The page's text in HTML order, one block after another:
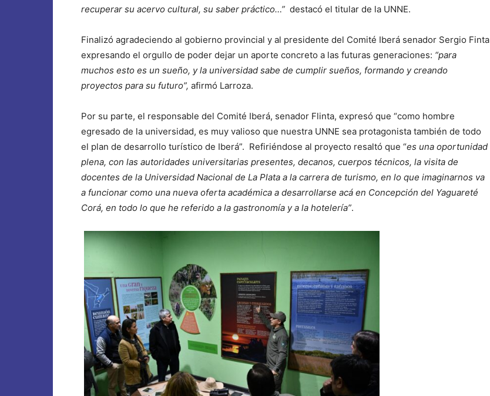
recuperar su acervo cultural, su saber práctico…” destacó el titular de la UNNE.
Finalizó agradeciendo al gobierno provincial y al presidente del Comité Iberá senador Sergio Finta
expresando el orgullo de poder dejar un aporte concreto a las futuras generaciones: “para
muchos esto es un sueño, y la universidad sabe de cumplir sueños, formando y creando
proyectos para su futuro”, afirmó Larroza.
Por su parte, el responsable del Comité Iberá, senador Flinta, expresó que “como hombre
egresado de la universidad, es muy valioso que nuestra UNNE sea protagonista también de todo
el plan de desarrollo turístico de Iberá”. Refiriéndose al proyecto resaltó que “es una oportunidad
plena, con las autoridades universitarias presentes, decanos, cuerpos técnicos, la visita de
docentes de la Universidad Nacional de La Plata a la carrera de turismo, en lo que imaginarnos va
a funcionar como una nueva oferta académica a desarrollarse acá en Concepción del Yaguareté
Corá, en todo lo que he referido a la gastronomía y a la hotelería”.